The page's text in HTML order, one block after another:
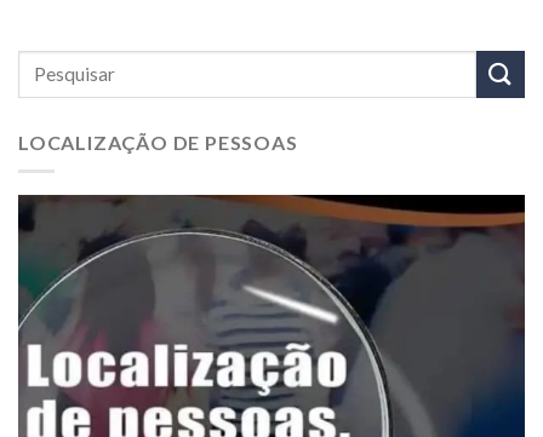
LOCALIZAÇÃO DE PESSOAS